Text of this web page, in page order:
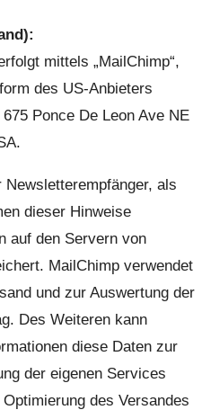
mittels „MailChimp“,
des US-Anbieters
Ponce De Leon Ave NE
als
dieser Hinweise
auf den Servern von
MailChimp verwendet
und zur Auswertung der
Des Weiteren kann
diese Daten zur
der eigenen Services
des Versandes